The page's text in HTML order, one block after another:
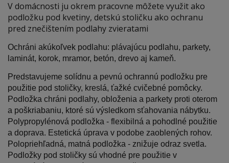
V domácnosti ju okrem pracovne môžete využit ako
podložku pod kvetiny, detskú stoličku ako ochranu
pred znečištením podlahy zvieratami
Ochráni akúkoľvek podlahu: plávajúcu podlahu, parkety,
laminát, korok, mramor, betón, drevo aj kameň.
Predstavujeme solídnu a pevnú ochrannú podložku pre
použitie pod stoličky, kreslá, ťažké cvičebné pomôcky.
Podložka chráni podlahy, obloženia a parkety proti oterom
a poškriabaniu, ktoré sú výsledkom sťahovania nábytku.
Polypropylénová podložka - flexibilná a pohodlné použitie
a doprava. Estetická úprava v podobe zaoblených rohov.
Polopriehľadná, matná podložka - znižuje odraz svetla.
Podložky pod stoličky sú vhodné pre použitie v